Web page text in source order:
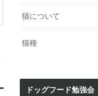
猫について
猫種
ドッグフード勉強会